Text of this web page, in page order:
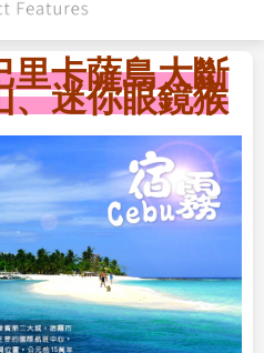
里卡薩島大斷
、迷你眼鏡猴